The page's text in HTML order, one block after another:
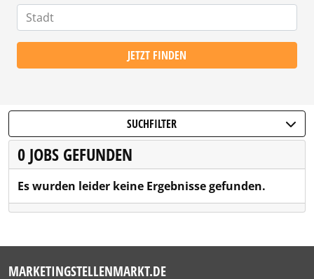
JETZT FINDEN
SUCHFILTER
0 JOBS GEFUNDEN
Es wurden leider keine Ergebnisse gefunden.
MARKETINGSTELLENMARKT.DE